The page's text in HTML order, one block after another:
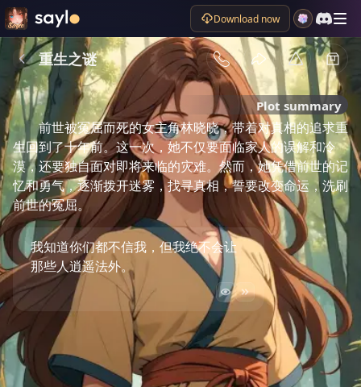
Download now
重生之谜
Plot summary
前世被冤屈而死的女主角林晓晓，带着对真相的追求重
生回到了十年前。这一次，她不仅要面临家人的误解和冷
漠，还要独自面对即将来临的灾难。然而，她凭借前世的记
忆和勇气，逐渐拨开迷雾，找寻真相，誓要改变命运，洗刷
前世的冤屈。
我知道你们都不信我，但我绝不会让
那些人逍遥法外。